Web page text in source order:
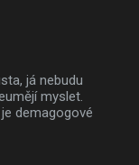
já nebudu
myslet.
demagogové